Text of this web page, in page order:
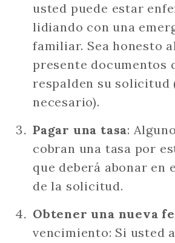
usted puede estar
lidiando con una
familiar. Sea honesto
presente documentos
respalden su solicitud
necesario).
Pagar una tasa:
cobran una tasa por
que deberá abonar en
de la solicitud.
Obtener una nueva
vencimiento: Si usted